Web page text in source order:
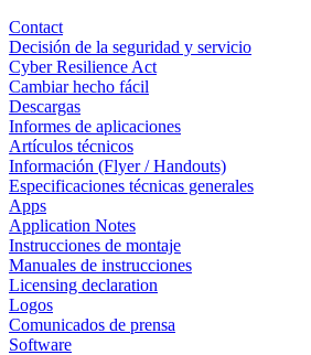
Contact
Decisión de la seguridad y servicio
Cyber Resilience Act
Cambiar hecho fácil
Descargas
Informes de aplicaciones
Artículos técnicos
Información (Flyer / Handouts)
Especificaciones técnicas generales
Apps
Application Notes
Instrucciones de montaje
Manuales de instrucciones
Licensing declaration
Logos
Comunicados de prensa
Software